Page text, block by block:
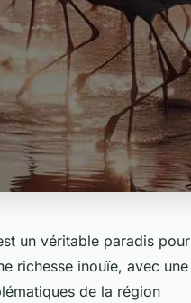
un véritable paradis pour
richesse inouïe, avec une
de la région